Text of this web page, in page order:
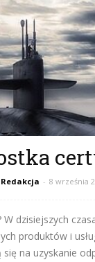
Redakcja - 8 września
dzisiejszych
produktów i
na uzyskanie